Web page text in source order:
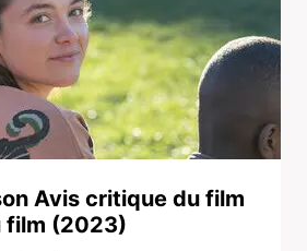
Avis critique du film
film (2023)